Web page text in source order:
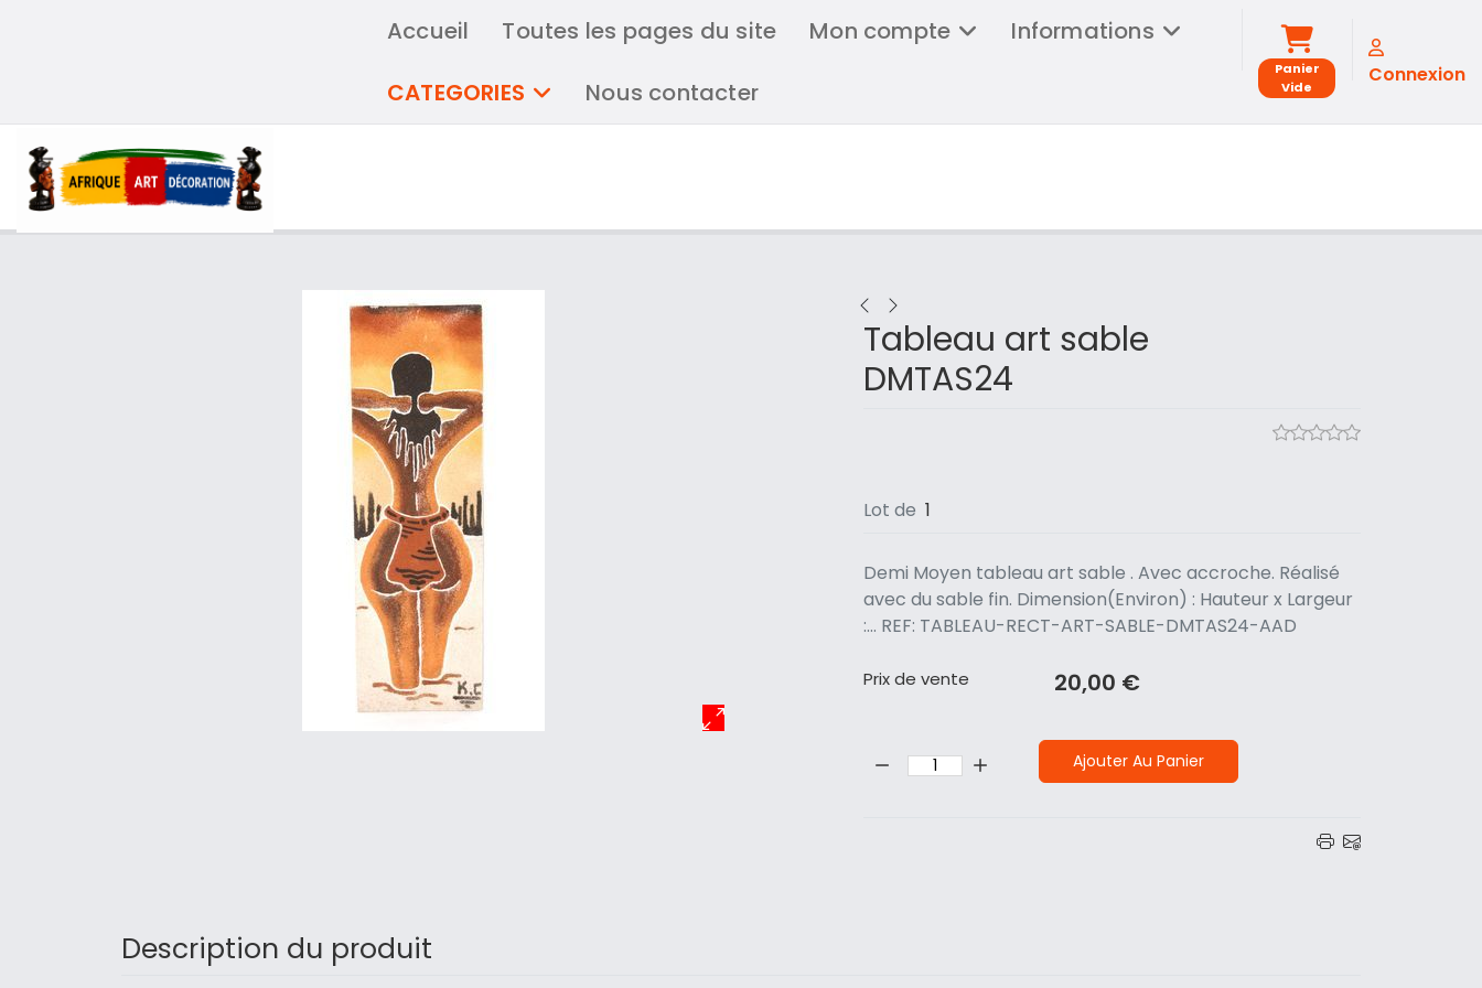
Accueil Toutes les pages du site Mon compte
Informations
CATEGORIES
Nous contacter
Panier
Vide
Connexion
Tableau art sable
DMTAS24
Lot de 1
Demi Moyen tableau art sable . Avec accroche. Réalisé
avec du sable fin. Dimension(Environ) : Hauteur x Largeur
:... REF: TABLEAU-RECT-ART-SABLE-DMTAS24-AAD
Prix ​​de vente 20,00 €
Quantité: Ajouter Au Panier
Description du produit